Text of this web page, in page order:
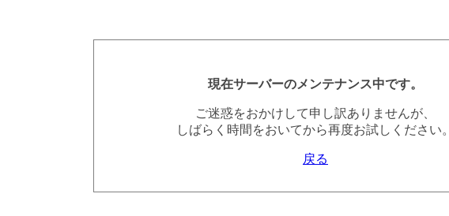
現在サーバーのメンテナンス中です。
ご迷惑をおかけして申し訳ありませんが、
しばらく時間をおいてから再度お試しください。
戻る